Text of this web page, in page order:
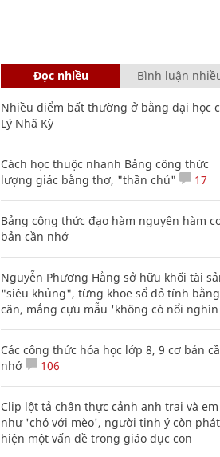
Đọc nhiều Bình luận
Nhiều điểm bất thường ở bằng đại học
Lý Nhã Kỳ
Cách học thuộc nhanh Bảng công thức
lượng giác bằng thơ, "thần chú"
17
Bảng công thức đạo hàm nguyên hàm
bản cần nhớ
Nguyễn Phương Hằng sở hữu khối tài
"siêu khủng", từng khoe sổ đỏ tính bằng
cân, mắng cựu mẫu 'không có nổi
Các công thức hóa học lớp 8, 9 cơ bản
nhớ
106
Clip lột tả chân thực cảnh anh trai và
như 'chó với mèo', người tinh ý còn phát
hiện một vấn đề trong giáo dục con